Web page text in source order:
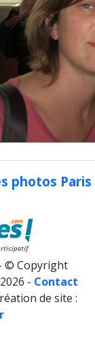
photos Paris
© Copyright
- Contact
de site :